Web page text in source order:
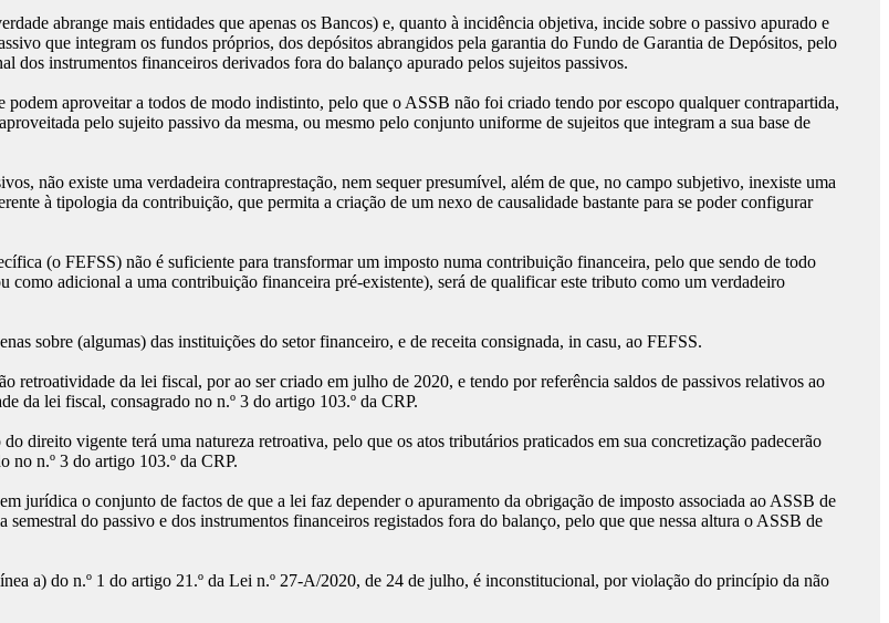
abrange mais entidades que apenas os Bancos) e, quanto à incidência objetiva, incide sobre o passivo apurado e
que integram os fundos próprios, dos depósitos abrangidos pela garantia do Fundo de Garantia de Depósitos, pelo
instrumentos financeiros derivados fora do balanço apurado pelos sujeitos passivos.
aproveitar a todos de modo indistinto, pelo que o ASSB não foi criado tendo por escopo qualquer contrapartida,
pelo sujeito passivo da mesma, ou mesmo pelo conjunto uniforme de sujeitos que integram a sua base de
não existe uma verdadeira contraprestação, nem sequer presumível, além de que, no campo subjetivo, inexiste uma
à tipologia da contribuição, que permita a criação de um nexo de causalidade bastante para se poder configurar
(o FEFSS) não é suficiente para transformar um imposto numa contribuição financeira, pelo que sendo de todo
adicional a uma contribuição financeira pré-existente), será de qualificar este tributo como um verdadeiro
sobre (algumas) das instituições do setor financeiro, e de receita consignada, in casu, ao FEFSS.
da lei fiscal, por ao ser criado em julho de 2020, e tendo por referência saldos de passivos relativos ao
da lei fiscal, consagrado no n.º 3 do artigo 103.º da CRP.
direito vigente terá uma natureza retroativa, pelo que os atos tributários praticados em sua concretização padecerão
n.º 3 do artigo 103.º da CRP.
jurídica o conjunto de factos de que a lei faz depender o apuramento da obrigação de imposto associada ao ASSB de
do passivo e dos instrumentos financeiros registados fora do balanço, pelo que que nessa altura o ASSB de
a) do n.º 1 do artigo 21.º da Lei n.º 27-A/2020, de 24 de julho, é inconstitucional, por violação do princípio da não